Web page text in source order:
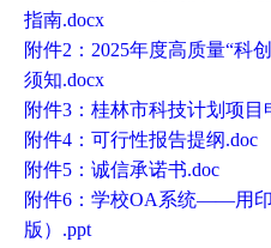
指南.docx
附件2：2025年度高质量“科
须知.docx
附件3：桂林市科技计划项目
附件4：可行性报告提纲.doc
附件5：诚信承诺书.doc
附件6：学校OA系统——用
版）.ppt